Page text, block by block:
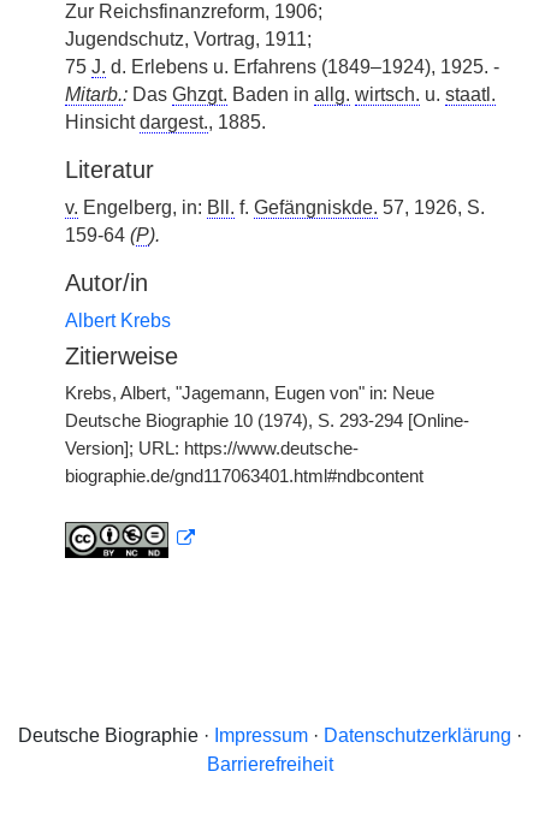
Zur Reichsfinanzreform, 1906;
Jugendschutz, Vortrag, 1911;
75 J. d. Erlebens u. Erfahrens (1849–1924), 1925. -
Mitarb.: Das Ghzgt. Baden in allg. wirtsch. u. staatl.
Hinsichtdargest., 1885.
Literatur
v. Engelberg, in: Bll. f. Gefängniskde. 57, 1926, S.
159-64 (P).
Autor/in
Albert Krebs
Zitierweise
Krebs, Albert, "Jagemann, Eugen von" in: Neue
Deutsche Biographie 10 (1974), S. 293-294 [Online-
Version]; URL: https://www.deutsche-
biographie.de/gnd117063401.html#ndbcontent
Deutsche Biographie · Impressum· Datenschutzerklärung ·
Barrierefreiheit